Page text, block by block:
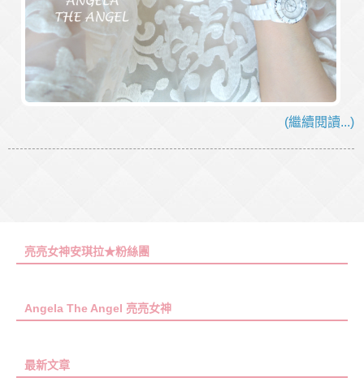
(繼續閱讀...)
亮亮女神安琪拉★粉絲團
Angela The Angel 亮亮女神
最新文章